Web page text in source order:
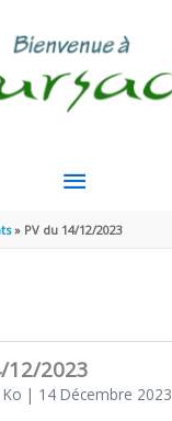
MENU
PRINCIPAL
PV du 14/12/2023
12/2023
| 14 Décembre 2023